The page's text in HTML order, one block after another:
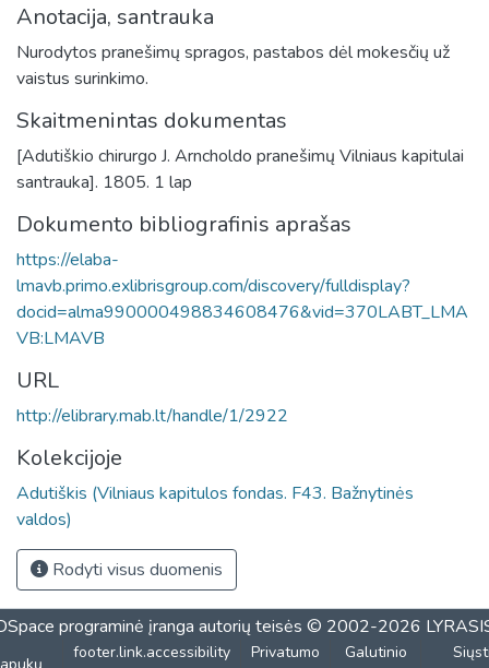
Anotacija, santrauka
Nurodytos pranešimų spragos, pastabos dėl mokesčių už
vaistus surinkimo.
Skaitmenintas dokumentas
[Adutiškio chirurgo J. Arncholdo pranešimų Vilniaus kapitulai
santrauka]. 1805. 1 lap
Dokumento bibliografinis aprašas
https://elaba-
lmavb.primo.exlibrisgroup.com/discovery/fulldisplay?
docid=alma990000498834608476&vid=370LABT_LMA
VB:LMAVB
URL
http://elibrary.mab.lt/handle/1/2922
Kolekcijoje
Adutiškis (Vilniaus kapitulos fondas. F43. Bažnytinės
valdos)
Rodyti visus duomenis
programinė įranga autorių teisės © 2002-2026
footer.link.accessibility
Privatumo
Galutinio